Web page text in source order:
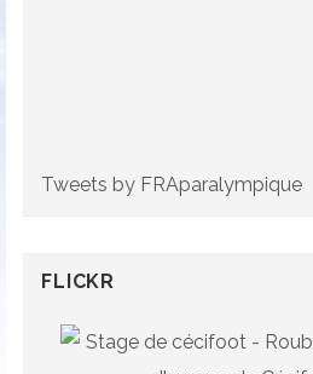
Tweets by FRAparalympique
FLICKR